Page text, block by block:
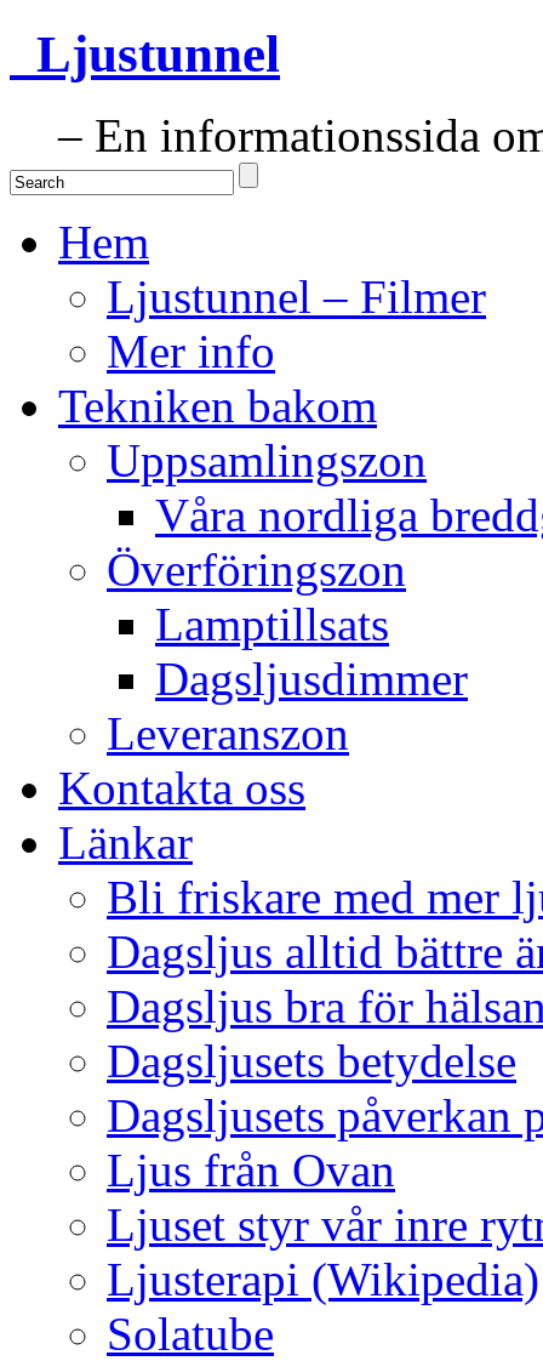
Ljustunnel
– En informationssida
Hem
Ljustunnel – Filmer
Mer info
Tekniken bakom
Uppsamlingszon
Våra nordliga
Överföringszon
Lamptillsats
Dagsljusdimmer
Leveranszon
Kontakta oss
Länkar
Bli friskare med mer
Dagsljus alltid bättre
Dagsljus bra för
Dagsljusets betydelse
Dagsljusets påverkan
Ljus från Ovan
Ljuset styr vår inre
Ljusterapi (Wikipedia)
Solatube